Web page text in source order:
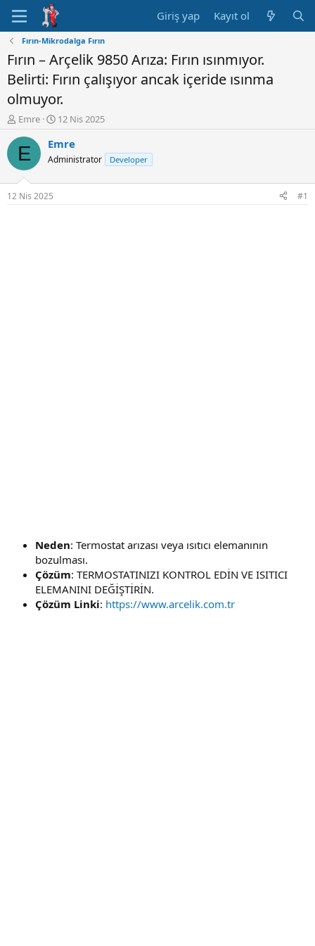
Giriş yap Kayıt ol
Fırın-Mikrodalga Fırın
Fırın – Arçelik 9850 Arıza: Fırın ısınmıyor.
Belirti: Fırın çalışıyor ancak içeride ısınma
olmuyor.
K
n
u
y
u
B
a
Emre
B
ş
l
n
ı
12 Nis 2025
E Emre
Administrator Developer
12 Nis 2025 #1
Neden: Termostat arızası veya ısıtıcı elemanının
bozulması.
Çözüm: TERMOSTATINIZI KONTROL EDİN VE ISITICI
ELEMANINI DEĞİŞTİRİN.
Çözüm Linki: https://www.arcelik.com.tr